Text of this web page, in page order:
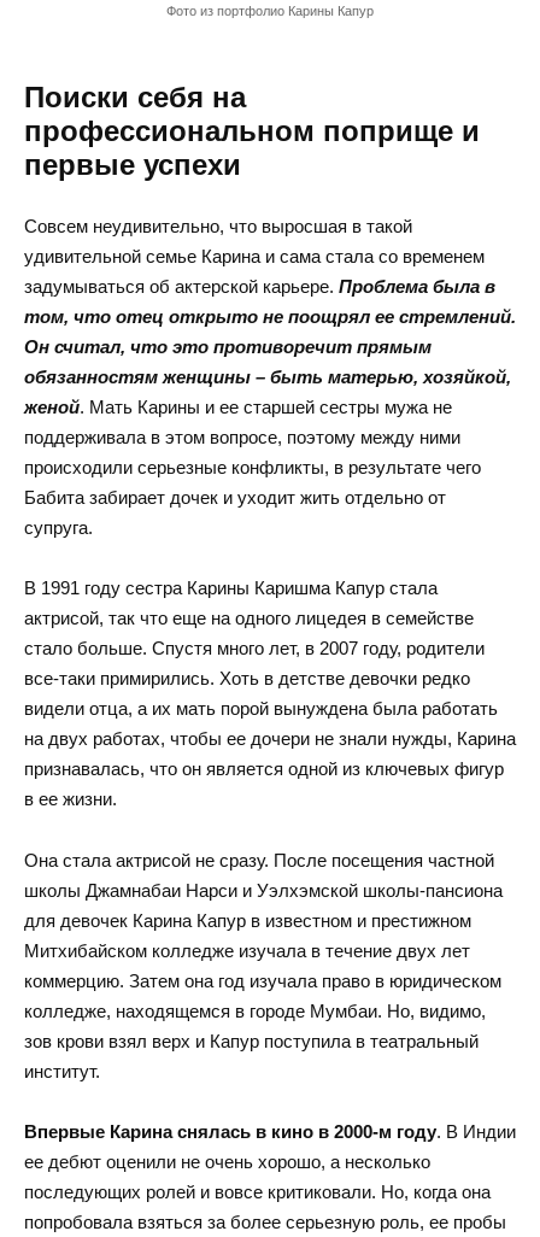
Фото из портфолио Карины Капур
Поиски себя на
профессиональном поприще и
первые успехи
Совсем неудивительно, что выросшая в такой
удивительной семье Карина и сама стала со временем
задумываться об актерской карьере. Проблема была в
том, что отец открыто не поощрял ее стремлений.
Он считал, что это противоречит прямым
обязанностям женщины – быть матерью, хозяйкой,
женой. Мать Карины и ее старшей сестры мужа не
поддерживала в этом вопросе, поэтому между ними
происходили серьезные конфликты, в результате чего
Бабита забирает дочек и уходит жить отдельно от
супруга.
В 1991 году сестра Карины Каришма Капур стала
актрисой, так что еще на одного лицедея в семействе
стало больше. Спустя много лет, в 2007 году, родители
все-таки примирились. Хоть в детстве девочки редко
видели отца, а их мать порой вынуждена была работать
на двух работах, чтобы ее дочери не знали нужды, Карина
признавалась, что он является одной из ключевых фигур
в ее жизни.
Она стала актрисой не сразу. После посещения частной
школы Джамнабаи Нарси и Уэлхэмской школы-пансиона
для девочек Карина Капур в известном и престижном
Митхибайском колледже изучала в течение двух лет
коммерцию. Затем она год изучала право в юридическом
колледже, находящемся в городе Мумбаи. Но, видимо,
зов крови взял верх и Капур поступила в театральный
институт.
Впервые Карина снялась в кино в 2000-м году. В Индии
ее дебют оценили не очень хорошо, а несколько
последующих ролей и вовсе критиковали. Но, когда она
попробовала взяться за более серьезную роль, ее пробы